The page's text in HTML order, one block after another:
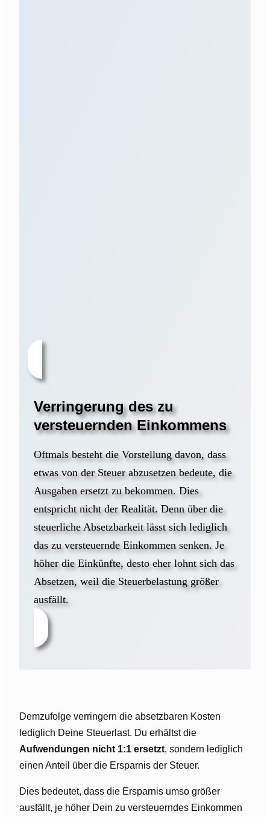
Verringerung des zu
versteuernden Einkommens
Oftmals besteht die Vorstellung davon, dass
etwas von der Steuer abzusetzen bedeute, die
Ausgaben ersetzt zu bekommen. Dies
entspricht nicht der Realität. Denn über die
steuerliche Absetzbarkeit lässt sich lediglich
das zu versteuernde Einkommen senken. Je
höher die Einkünfte, desto eher lohnt sich das
Absetzen, weil die Steuerbelastung größer
ausfällt.
Demzufolge verringern die absetzbaren Kosten
lediglich Deine Steuerlast. Du erhältst die
Aufwendungen nicht 1:1 ersetzt, sondern lediglich
einen Anteil über die Ersparnis der Steuer.
Dies bedeutet, dass die Ersparnis umso größer
ausfällt, je höher Dein zu versteuerndes Einkommen